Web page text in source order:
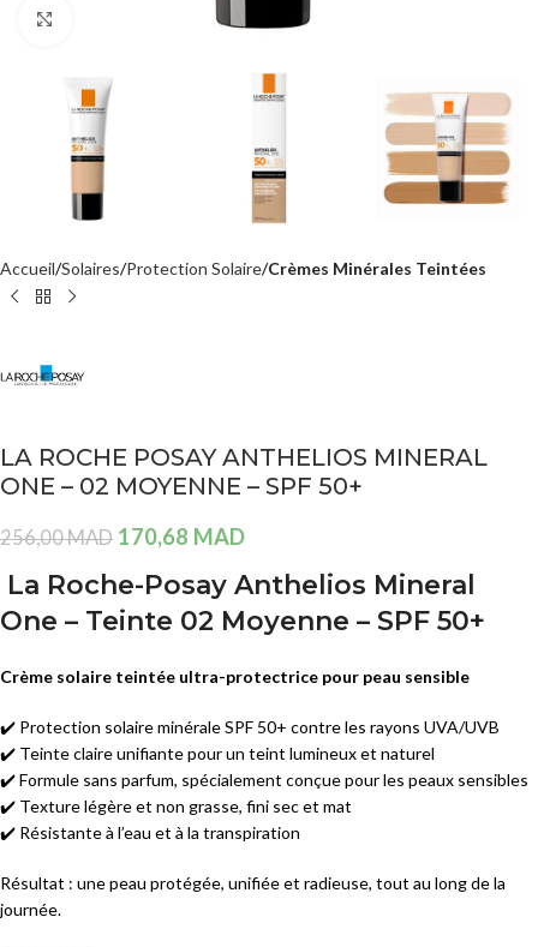
Accueil Solaires Protection Solaire Crèmes Minérales Teintées
LA ROCHE POSAY ANTHELIOS MINERAL
ONE – 02 MOYENNE – SPF 50+
256,00MAD 170,68 MAD
La Roche-Posay Anthelios Mineral
One – Teinte 02 Moyenne – SPF 50+
Crème solaire teintée ultra-protectrice pour peau sensible
✔️ Protection solaire minérale SPF 50+ contre les rayons UVA/UVB
✔️ Teinte claire unifiante pour un teint lumineux et naturel
✔️ Formule sans parfum, spécialement conçue pour les peaux sensibles
✔️ Texture légère et non grasse, fini sec et mat
✔️ Résistante à l’eau et à la transpiration
Résultat : une peau protégée, unifiée et radieuse, tout au long de la
journée.